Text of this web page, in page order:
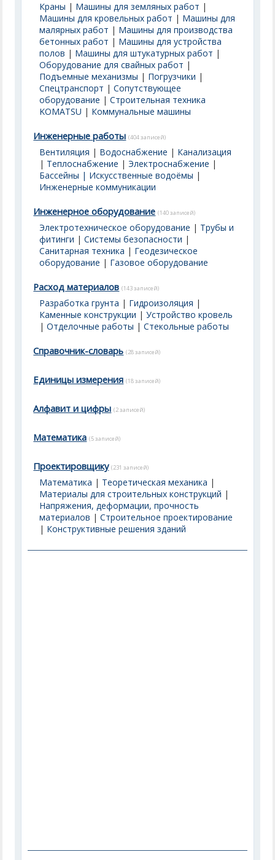
Краны | Машины для земляных работ |
Машины для кровельных работ | Машины для
малярных работ | Машины для производства
бетонных работ | Машины для устройства
полов | Машины для штукатурных работ |
Оборудование для свайных работ |
Подъемные механизмы | Погрузчики |
Спецтранспорт |Сопутствующее
оборудование |Строительная техника
KOMATSU | Коммунальные машины
Инженерные работы (404 записей)
Вентиляция | Водоснабжение | Канализация
| Теплоснабжение |Электроснабжение |
Бассейны | Искусственные водоёмы |
Инженерные коммуникации
Инженерное оборудование (140 записей)
Электротехническое оборудование | Трубы и
фитинги |Системы безопасности |
Санитарная техника | Геодезическое
оборудование | Газовое оборудование
Расход материалов (143 записей)
Разработка грунта | Гидроизоляция |
Каменные конструкции |Устройство кровель
|Отделочные работы |Стекольные работы
Справочник-словарь (28 записей)
Единицы измерения (18 записей)
Алфавит и цифры (2 записей)
Математика (5 записей)
Проектировщику (231 записей)
Математика | Теоретическая механика |
Материалы для строительных конструкций |
Напряжения, деформации, прочность
материалов |Строительное проектирование
| Конструктивные решения зданий